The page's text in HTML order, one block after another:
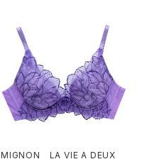
MIGNON LA VIE A DEUX